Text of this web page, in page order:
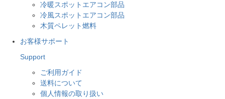
冷暖スポットエアコン部品
冷風スポットエアコン部品
木質ペレット燃料
お客様サポート
Support
ご利用ガイド
送料について
個人情報の取り扱い